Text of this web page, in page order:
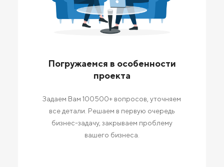
Погружаемся в особенности
проекта
Задаем Вам 100500+ вопросов, уточняем
все детали. Решаем в первую очередь
бизнес-задачу, закрываем проблему
вашего бизнеса.